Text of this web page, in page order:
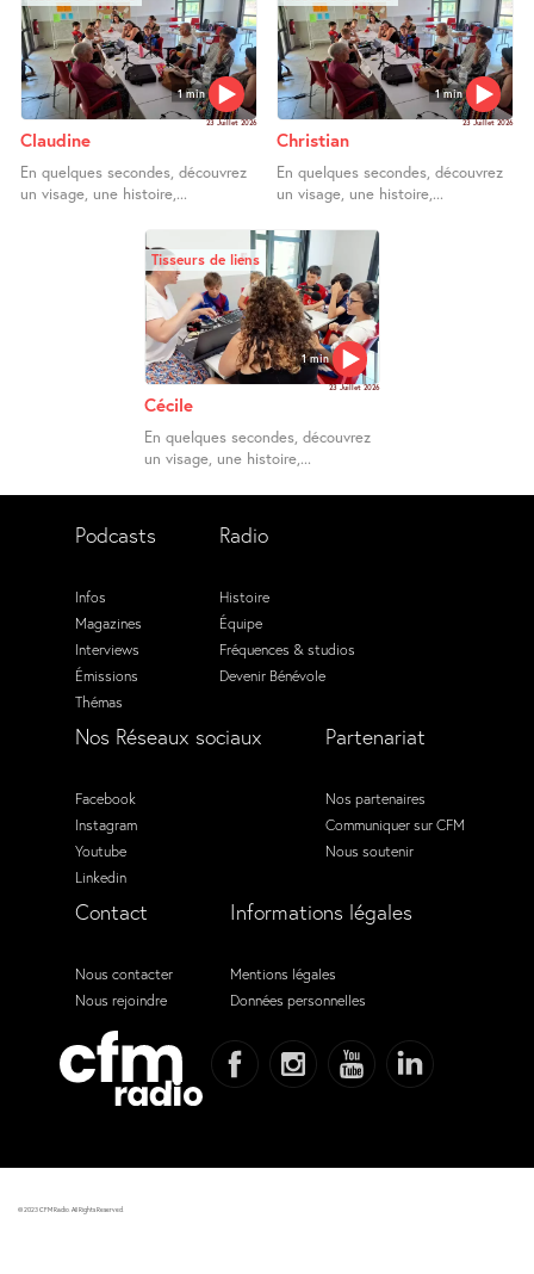
1 min
23 Juillet 2026
Claudine
En quelques secondes, découvrez
un visage, une histoire,...
1 min
23 Juillet 2026
Christian
En quelques secondes, découvrez
un visage, une histoire,...
1 min
Tisseurs de liens
23 Juillet 2026
Cécile
En quelques secondes, découvrez
un visage, une histoire,...
Podcasts
Infos
Magazines
Interviews
Émissions
Thémas
Radio
Histoire
Équipe
Fréquences & studios
Devenir Bénévole
Nos Réseaux sociaux
Facebook
Instagram
Youtube
Linkedin
Partenariat
Nos partenaires
Communiquer sur CFM
Nous soutenir
Contact
Nous contacter
Nous rejoindre
Informations légales
Mentions légales
Données personnelles
© 2023 CFM Radio. All Rights Reserved.